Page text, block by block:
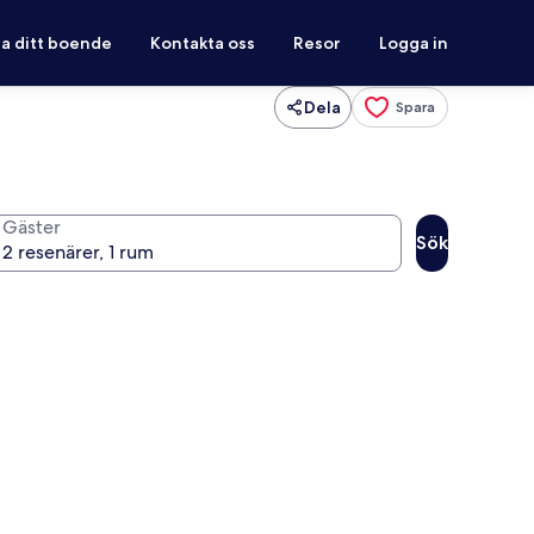
ditt boende Kontakta oss Resor Logga in
Dela Spara
Gäster
Sök